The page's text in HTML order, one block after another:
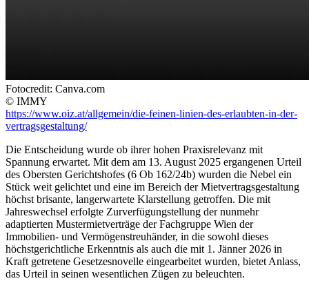
Fotocredit: Canva.com
© IMMY
https://www.oiz.at/allgemein/die-feinen-linien-des-erlaubten-in-der-
vertragsgestaltung/
Die Entscheidung wurde ob ihrer hohen Praxisrelevanz mit
Spannung erwartet. Mit dem am 13. August 2025 ergangenen Urteil
des Obersten Gerichtshofes (6 Ob 162/24b) wurden die Nebel ein
Stück weit gelichtet und eine im Bereich der Mietvertragsgestaltung
höchst brisante, langerwartete Klarstellung getroffen. Die mit
Jahreswechsel erfolgte Zurverfügungstellung der nunmehr
adaptierten Mustermietverträge der Fachgruppe Wien der
Immobilien- und Vermögenstreuhänder, in die sowohl dieses
höchstgerichtliche Erkenntnis als auch die mit 1. Jänner 2026 in
Kraft getretene Gesetzesnovelle eingearbeitet wurden, bietet Anlass,
das Urteil in seinen wesentlichen Zügen zu beleuchten.